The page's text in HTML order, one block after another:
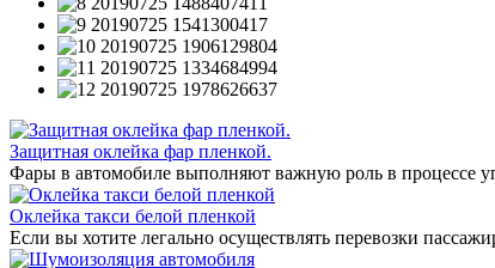
Защитная оклейка фар пленкой.
Фары в автомобиле выполняют важную роль в процессе
Оклейка такси белой пленкой
Если вы хотите легально осуществлять перевозки